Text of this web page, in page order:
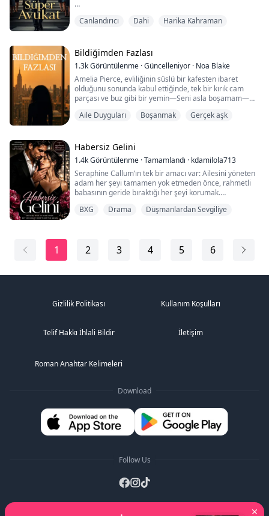
anılarla silahlanan Daniel, şimdi ilk davasında kilisenin
Canlandırıcı Dahi Harika Kahraman
Bildiğimden Fazlası
1.3kGörüntülenme ·Güncelleniyor · Noa Blake
Amelia Pierce, evliliğinin süslü bir kafesten ibaret
olduğunu sonunda kabul ettiğinde, tek bir kırık cam
parçası ve buz gibi bir yemin—Seni asla boşamam—
yeni patronunun, en eski sırrının ve altı yıl önce onun
Çatı katı toplantı odalarının ve fısıltıyla dolaşan
skandalların dünyasında Bryson...
Aile Duyguları Boşanmak Gerçek aşk
Habersiz Gelini
1.4kGörüntülenme ·Tamamlandı · kdamilola713
Seraphine Callum’ın tek bir amacı var: Ailesini yöneten
adam her şeyi tamamen yok etmeden önce, rahmetli
babasının geride bıraktığı her şeyi korumak.
Üvey babası, onun rızasını almadan onu tanımadığı bir
Yüzünü doğru dürüst bile görmediği bir ...
BXG Drama Düşmanlardan Sevgiliye
1 2 3 4 5 6
Gizlilik Politikası Kullanım Koşulları
Telif Hakkı İhlali Bildir İletişim
Roman Anahtar Kelimeleri
Download
Follow Us